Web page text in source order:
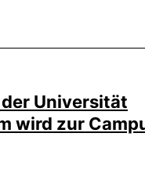
Universität
wird zur